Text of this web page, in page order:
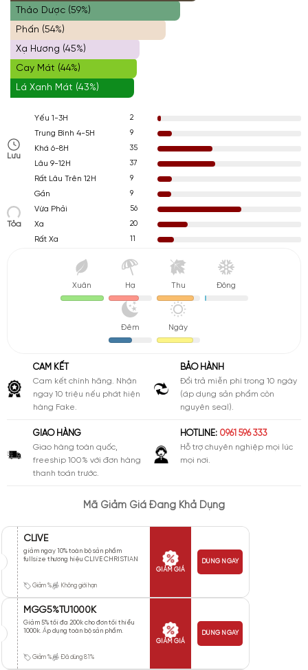
Thảo Dược (59%)
Phấn (54%)
Xạ Hương (45%)
Cay Mát (44%)
Lá Xanh Mát (43%)
Lưu
Yếu 1-3H
2
Trung Bình 4-5H
9
Khá 6-8H
35
Lâu 9-12H
37
Rất Lâu Trên 12H
9
Tỏa
Gần
9
Vừa Phải
56
Xa
20
Rất Xa
11
Xuân Hạ Thu Đông
Đêm Ngày
CAM KẾT
Cam kết chính hãng. Nhận
ngay 10 triệu nếu phát hiện
hàng Fake.
BẢO HÀNH
Đổi trả miễn phí trong 10 ngày
(áp dụng sản phẩm còn
nguyên seal).
GIAO HÀNG
Giao hàng toàn quốc,
freeship 100% với đơn hàng
thanh toán trước.
HOTLINE: 0961 596 333
Hỗ trợ chuyên nghiệp mọi lúc
mọi nơi.
Mã Giảm Giá Đang Khả Dụng
CLIVE
giảm ngay 10% toàn bộ sản phẩm
fullsize thương hiệu CLIVE CHRISTIAN
Giảm % Không giới hạn
GIẢM GIÁ
DÙNG NGAY
MGG5%TU1000K
Giảm 5% tối đa 200k cho đơn tối thiểu
1000k. Áp dụng toàn bộ sản phẩm.
Giảm % Đã dùng 81%
GIẢM GIÁ
DÙNG NGAY